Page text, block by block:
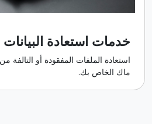
خدمات استعادة البيانات
استعادة الملفات المفقودة أو
ماك الخاص بك.